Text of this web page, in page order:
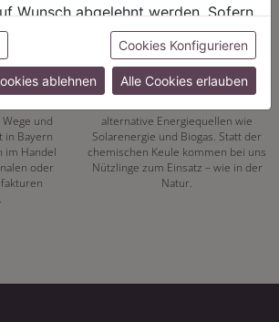
und
in Bayern
im Handel
oder
NACHHALTIGKEIT
Energiewende hat bei uns Tradition.
alternative Energiequellen wie
Solarenergie und Biogas. Statt der
chemischen Keule kommen bei uns
Nützlinge zum Einsatz – wie in der
Natur.
Wunsch abgelehnt werden. Sofern
weiter nutzen, geben Sie
Cookies.
Cookies Konfigurieren
ablehnen Alle Cookies erlauben